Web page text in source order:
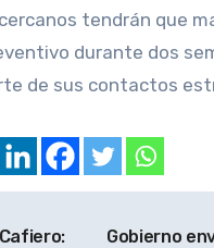
tendrán que
durante dos
de sus contactos
Gobierno